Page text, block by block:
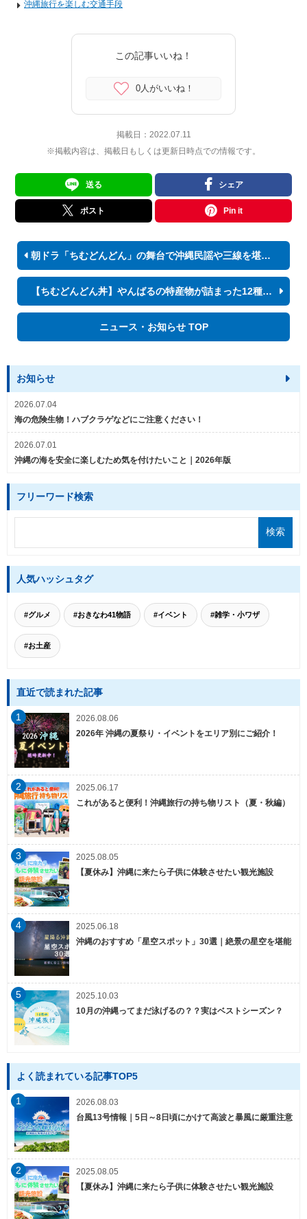
沖縄旅⾏を楽しむ交通⼿段
この記事いいね！
0人がいいね！
掲載日： 2022.07.11
※掲載内容は、掲載日もしくは更新日時点での情報です。
送る シェア
ポスト Pin it
朝ドラ「ちむどんどん」の舞台で沖縄民謡や三線を堪能したい！
【ちむどんどん丼】やんばるの特産物が詰まった12種類の丼が登場！
ニュース・お知らせ TOP
お知らせ
2026.07.04
海の危険生物！ハブクラゲなどにご注意ください！
2026.07.01
沖縄の海を安全に楽しむため気を付けたいこと｜2026年版
フリーワード検索
人気ハッシュタグ
#グルメ #おきなわ41物語 #イベント #雑学・小ワザ
#お土産
直近で読まれた記事
1
2026.08.06
2026年 沖縄の夏祭り・イベントをエリア別にご紹介！
2
2025.06.17
これがあると便利！沖縄旅行の持ち物リスト（夏・秋編）
3
2025.08.05
【夏休み】沖縄に来たら子供に体験させたい観光施設
4
2025.06.18
沖縄のおすすめ「星空スポット」30選｜絶景の星空を堪能
5
2025.10.03
10月の沖縄ってまだ泳げるの？？実はベストシーズン？
よく読まれている記事TOP5
1
2026.08.03
台風13号情報｜5日～8日頃にかけて高波と暴風に厳重注意
2
2025.08.05
【夏休み】沖縄に来たら子供に体験させたい観光施設